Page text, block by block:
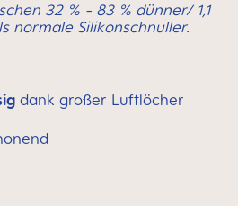
32 % - 83 % dünner/ 1,1
normale Silikonschnuller.
dank großer Luftlöcher